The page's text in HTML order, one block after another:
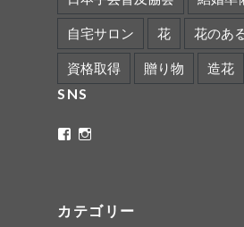
自宅サロン 花 花のあ
資格取得 贈り物 造花
SNS
ritaflower.calligraphy
ロ
フ
ロ
フ
カテゴリー